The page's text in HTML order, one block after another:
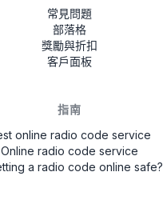
常見問題
部落格
獎勵與折扣
客戶面板
指南
online radio code service
Online radio code service
a radio code online safe?